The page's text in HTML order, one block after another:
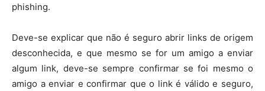
phishing.
Deve-se explicar que não é seguro abrir links de origem
desconhecida, e que mesmo se for um amigo a enviar
algum link, deve-se sempre confirmar se foi mesmo o
amigo a enviar e confirmar que o link é válido e seguro,